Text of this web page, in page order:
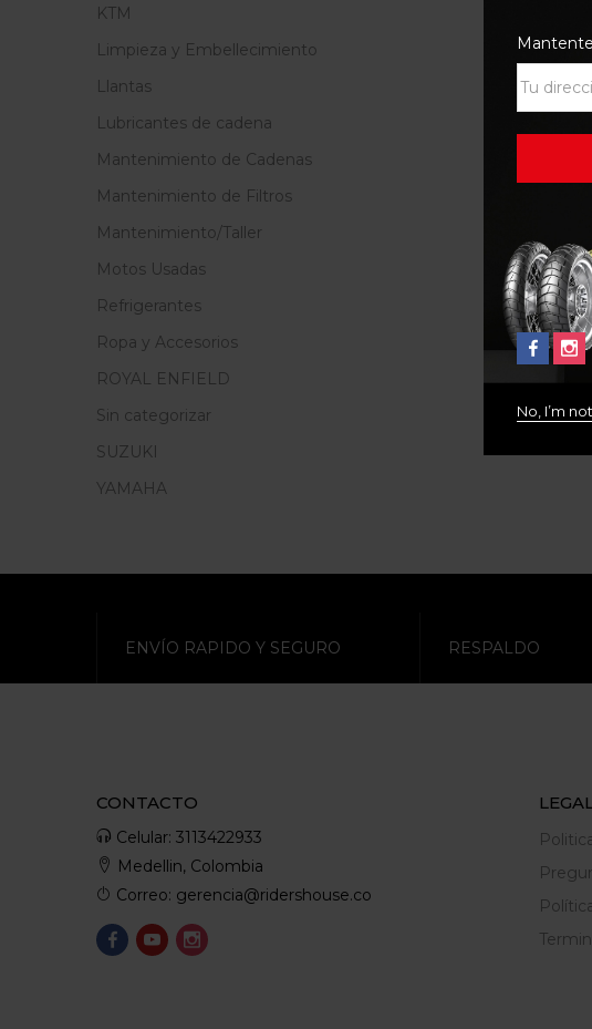
KTM
Limpieza y Embellecimiento
Llantas
Lubricantes de cadena
Mantenimiento de Cadenas
Mantenimiento de Filtros
Mantenimiento/Taller
Motos Usadas
Refrigerantes
Ropa y Accesorios
ROYAL ENFIELD
Sin categorizar
SUZUKI
YAMAHA
No, I’m
ENVÍO RAPIDO Y SEGURO RESPALDO
CONTACTO
Celular: 3113422933
Medellin, Colombia
Correo: gerencia@ridershouse.co